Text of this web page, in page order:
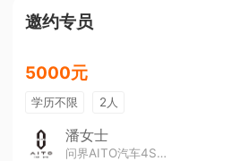
邀约专员
5000元
学历不限 2人
潘女士
问界AITO汽车4S店（董公寺汽博城）